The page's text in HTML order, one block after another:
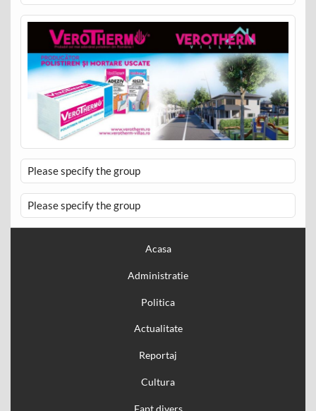
Please specify the group
Please specify the group
Acasa
Administratie
Politica
Actualitate
Reportaj
Cultura
Fapt divers